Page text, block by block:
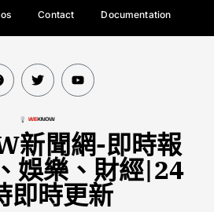
Contact Documentation
新聞網-即時報
娛樂、財經|24
即時更新